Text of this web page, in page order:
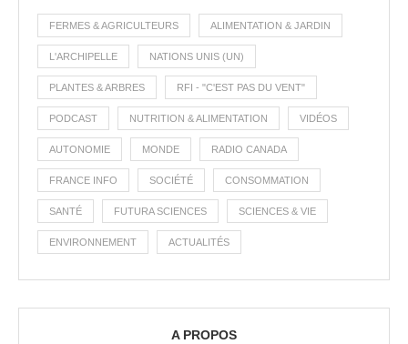
FERMES & AGRICULTEURS ALIMENTATION & JARDIN
L'ARCHIPELLE NATIONS UNIS (UN)
PLANTES & ARBRES RFI - "C'EST PAS DU VENT"
PODCAST NUTRITION & ALIMENTATION VIDÉOS
AUTONOMIE MONDE RADIO CANADA
FRANCE INFO SOCIÉTÉ CONSOMMATION
SANTÉ FUTURA SCIENCES SCIENCES & VIE
ENVIRONNEMENT ACTUALITÉS
A PROPOS